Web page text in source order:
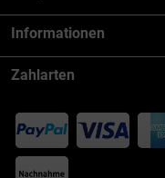
Informationen
Zahlarten